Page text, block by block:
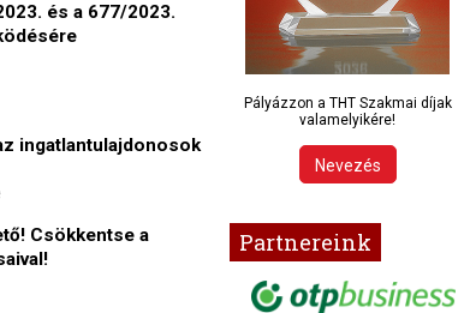
és a 677/2023.
ingatlantulajdonosok
Csökkentse a
Pályázzon a THT Szakmai díjak
valamelyikére!
Nevezés
Partnereink